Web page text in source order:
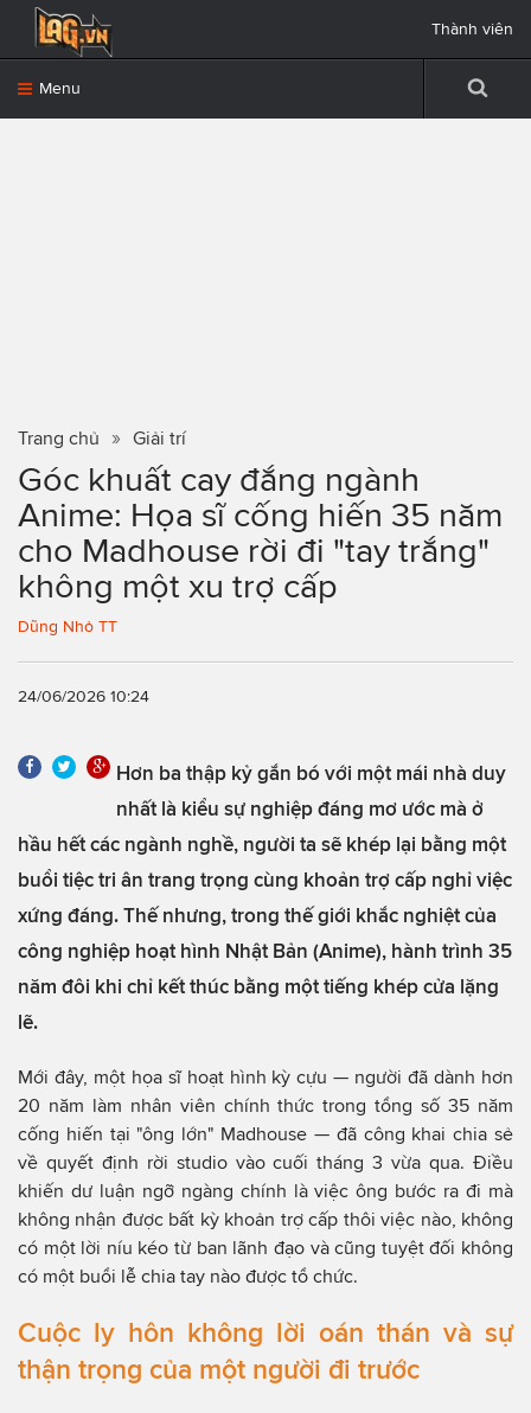
Menu
Thành viên
Trang chủ Giải trí
Góc khuất cay đắng ngành
Anime: Họa sĩ cống hiến 35 năm
cho Madhouse rời đi "tay trắng"
không một xu trợ cấp
Dũng Nhỏ TT
24/06/2026 10:24
Hơn ba thập kỷ gắn bó với một mái nhà duy
nhất là kiểu sự nghiệp đáng mơ ước mà ở
hầu hết các ngành nghề, người ta sẽ khép lại bằng một
buổi tiệc tri ân trang trọng cùng khoản trợ cấp nghỉ việc
xứng đáng. Thế nhưng, trong thế giới khắc nghiệt của
công nghiệp hoạt hình Nhật Bản (Anime), hành trình 35
năm đôi khi chỉ kết thúc bằng một tiếng khép cửa lặng
lẽ.
Mới đây, một họa sĩ hoạt hình kỳ cựu — người đã dành hơn
20 năm làm nhân viên chính thức trong tổng số 35 năm
cống hiến tại "ông lớn" Madhouse — đã công khai chia sẻ
về quyết định rời studio vào cuối tháng 3 vừa qua. Điều
khiến dư luận ngỡ ngàng chính là việc ông bước ra đi mà
không nhận được bất kỳ khoản trợ cấp thôi việc nào, không
có một lời níu kéo từ ban lãnh đạo và cũng tuyệt đối không
có một buổi lễ chia tay nào được tổ chức.
Cuộc ly hôn không lời oán thán và sự
thận trọng của một người đi trước